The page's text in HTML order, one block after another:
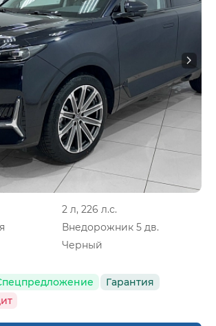
2 л, 226 л.с.
Внедорожник 5 дв.
Черный
Гарантия